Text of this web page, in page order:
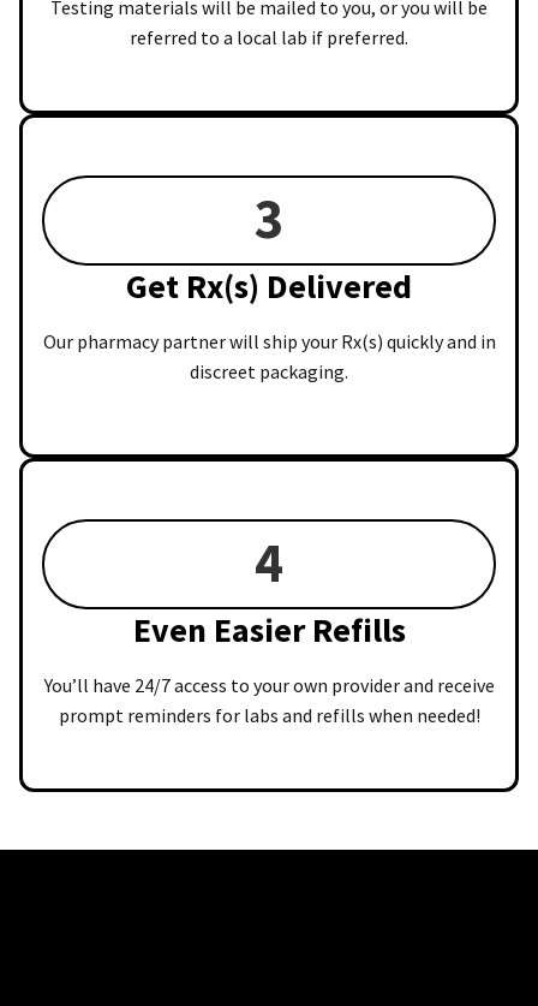
Testing materials will be mailed to you, or you will be
referred to a local lab if preferred.
3
Get Rx(s) Delivered
Our pharmacy partner will ship your Rx(s) quickly and in
discreet packaging.
4
Even Easier Refills
You’ll have 24/7 access to your own provider and receive
prompt reminders for labs and refills when needed!